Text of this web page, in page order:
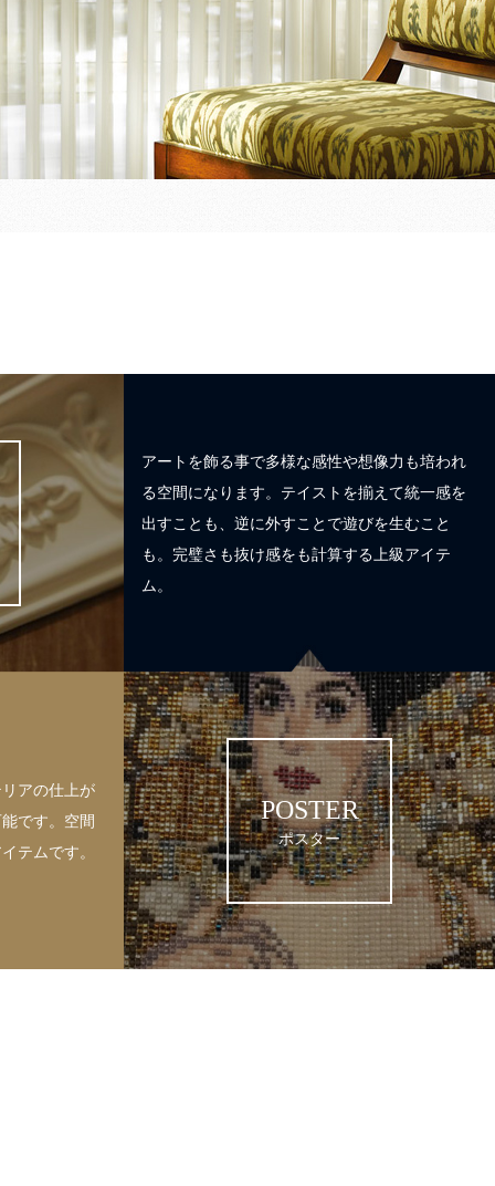
アの仕上が
です。空間
テムです。
POSTER
ポスター
アートを飾る事で多様な感性や想像力も培われ
る空間になります。テイストを揃えて統一感を
出すことも、逆に外すことで遊びを生むこと
も。完璧さも抜け感をも計算する上級アイテ
ム。